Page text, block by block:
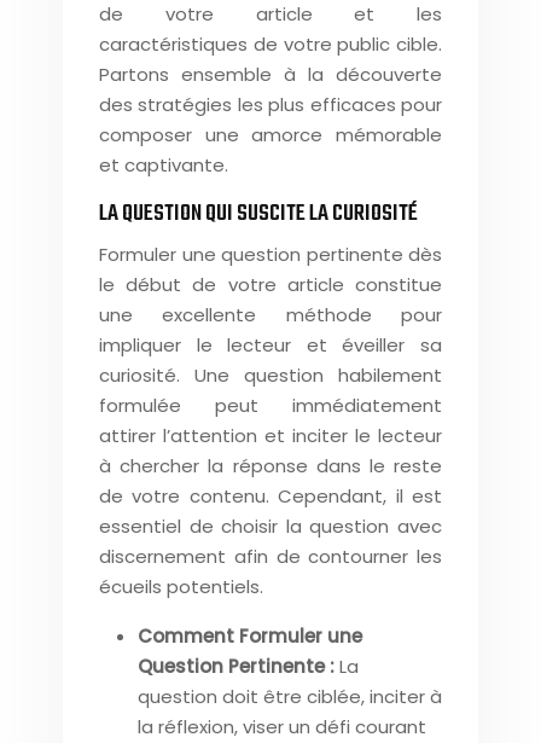
de votre article et les
caractéristiques de votre public cible.
Partons ensemble à la découverte
des stratégies les plus efficaces pour
composer une amorce mémorable
et captivante.
LA QUESTION QUI SUSCITE LA CURIOSITÉ
Formuler une question pertinente dès
le début de votre article constitue
une excellente méthode pour
impliquer le lecteur et éveiller sa
curiosité. Une question habilement
formulée peut immédiatement
attirer l’attention et inciter le lecteur
à chercher la réponse dans le reste
de votre contenu. Cependant, il est
essentiel de choisir la question avec
discernement afin de contourner les
écueils potentiels.
Comment Formuler une
Question Pertinente :La
question doit être ciblée, inciter à
la réflexion, viser un défi courant